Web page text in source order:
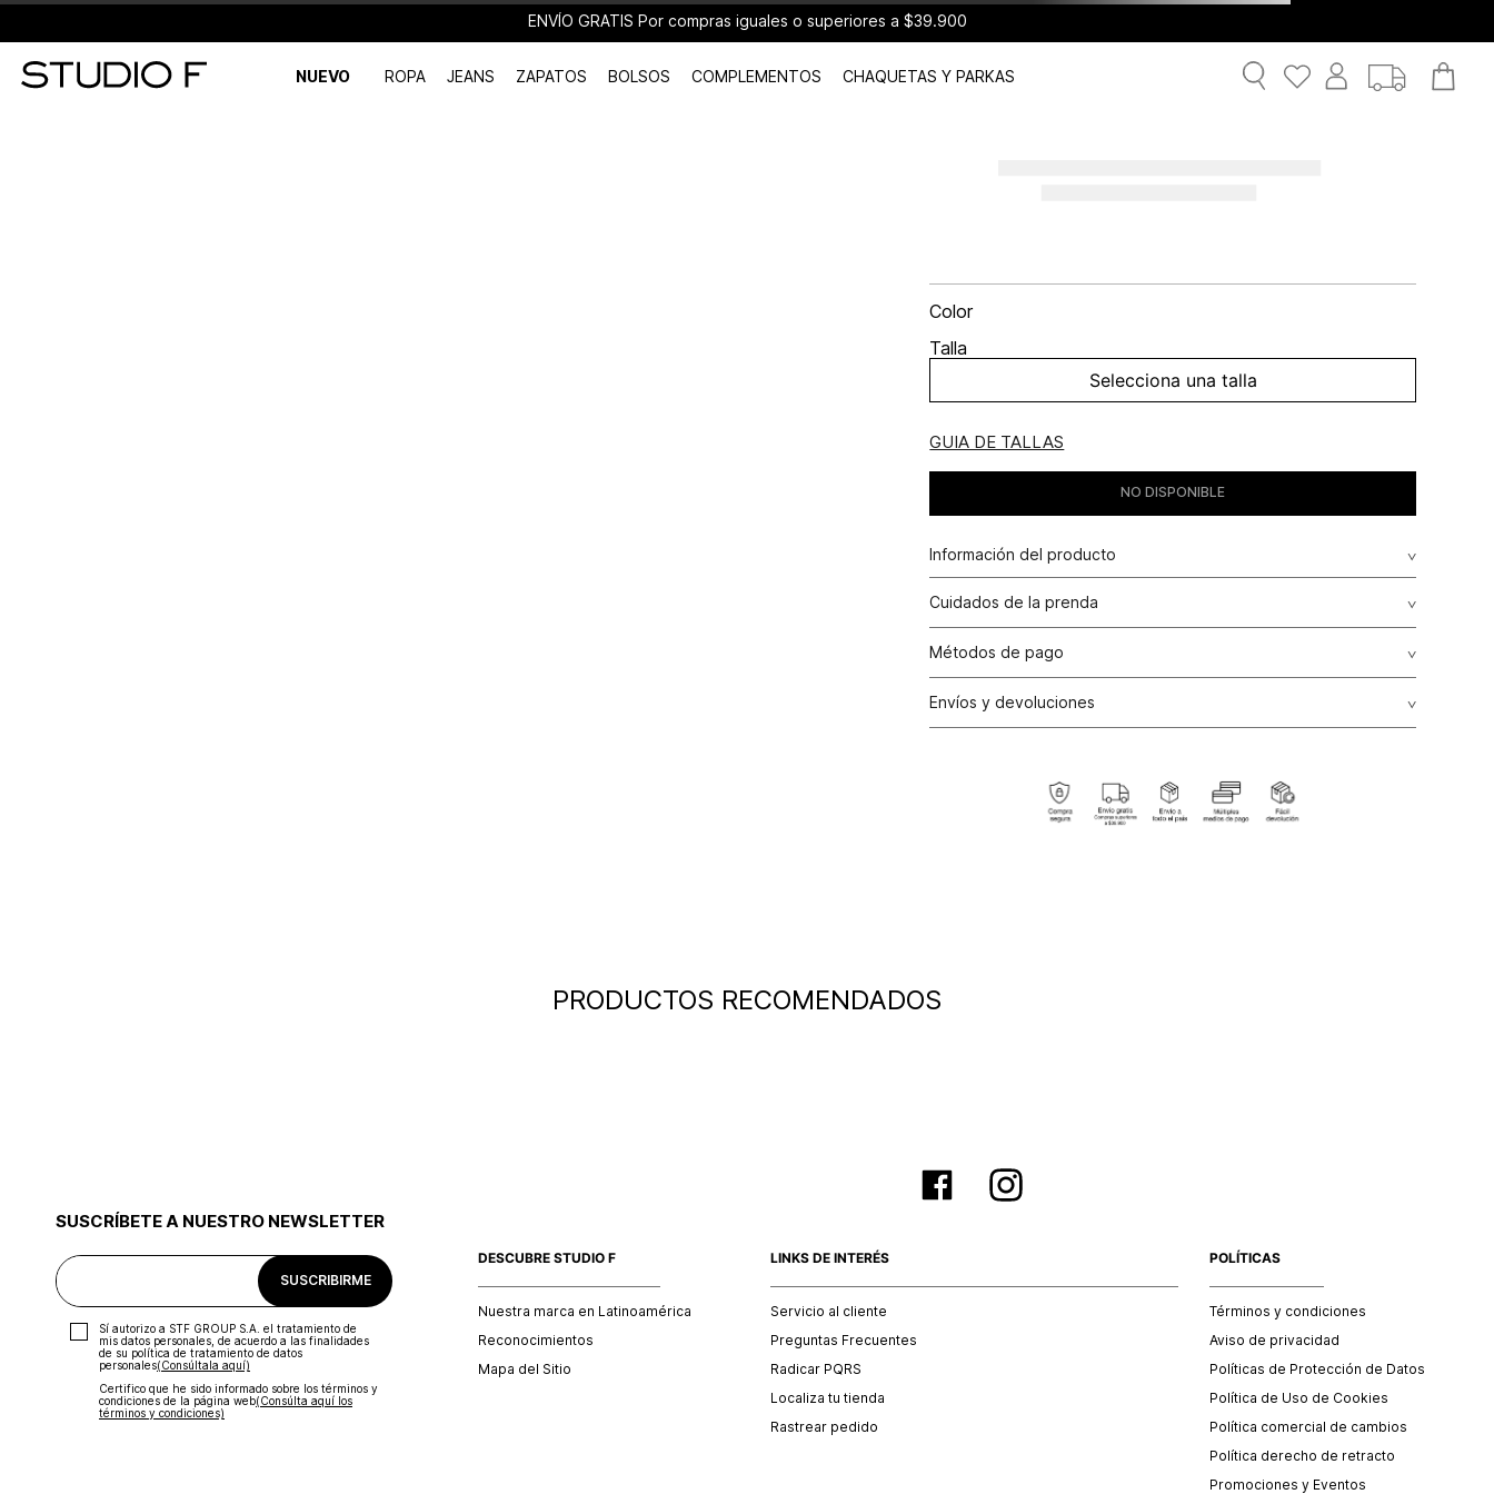
ENVÍO GRATIS Por compras iguales o superiores a $39.900
NUEVO ROPA JEANS ZAPATOS BOLSOS COMPLEMENTOS CHAQUETAS Y PARKAS
Color
Talla
Selecciona una talla
GUIA DE TALLAS
NO DISPONIBLE
Información del producto
Cuidados de la prenda
Métodos de pago
Tarjetas de crédito: Visa, Dinners, Master Card y American Express.
Envíos y devoluciones
tiendas de línea del país podrán realizarse en un plazo máximo de
30 días calendario contados a partir de la fecha de compra, siempre
y cuando el producto no haya sido usado, se encuentre en perfectas
Excepciones:
baño, accesorios y/o productos comprados en tiendas outlet o en
PRODUCTOS RECOMENDADOS
SUSCRÍBETE A NUESTRO NEWSLETTER
SUSCRIBIRME
Sí autorizo a STF GROUP S.A. el tratamiento de
mis datos personales, de acuerdo a las finalidades
de su política de tratamiento de datos
personales‎(Consúltala aquí)
Certifico que he sido informado sobre los términos y
condiciones de la página web‎(Consúlta aquí los
términos y condiciones)
DESCUBRE STUDIO F
Nuestra marca en Latinoamérica
Reconocimientos
Mapa del Sitio
LINKS DE INTERÉS
Servicio al cliente
Preguntas Frecuentes
Radicar PQRS
Localiza tu tienda
Rastrear pedido
POLÍTICAS
Términos y condiciones
Aviso de privacidad
Políticas de Protección de Datos
Política de Uso de Cookies
Política comercial de cambios
Política derecho de retracto
Promociones y Eventos